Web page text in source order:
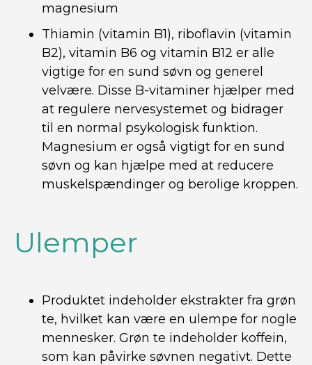
magnesium
Thiamin (vitamin B1), riboflavin (vitamin
B2), vitamin B6 og vitamin B12 er alle
vigtige for en sund søvn og generel
velvære. Disse B-vitaminer hjælper med
at regulere nervesystemet og bidrager
til en normal psykologisk funktion.
Magnesium er også vigtigt for en sund
søvn og kan hjælpe med at reducere
muskelspændinger og berolige kroppen.
Ulemper
Produktet indeholder ekstrakter fra grøn
te, hvilket kan være en ulempe for nogle
mennesker. Grøn te indeholder koffein,
som kan påvirke søvnen negativt. Dette